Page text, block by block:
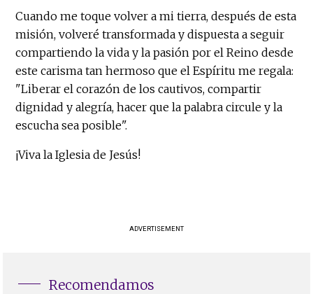
Cuando me toque volver a mi tierra, después de esta
misión, volveré transformada y dispuesta a seguir
compartiendo la vida y la pasión por el Reino desde
este carisma tan hermoso que el Espíritu me regala:
"Liberar el corazón de los cautivos, compartir
dignidad y alegría, hacer que la palabra circule y la
escucha sea posible".
¡Viva la Iglesia de Jesús!
ADVERTISEMENT
Recomendamos